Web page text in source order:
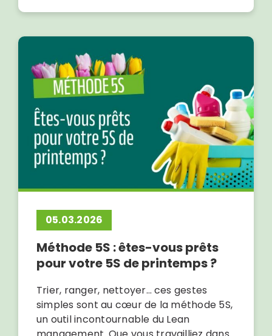
05.03.2026
Méthode 5S : êtes-vous prêts
pour votre 5S de printemps ?
Trier, ranger, nettoyer… ces gestes
simples sont au cœur de la méthode 5S,
un outil incontournable du Lean